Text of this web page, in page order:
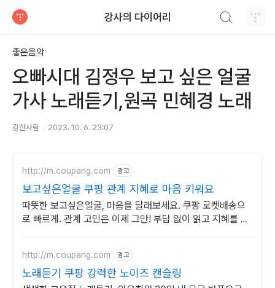
강사의 다이어리
좋은음악
오빠시대 김정우 보고 싶은 얼굴
가사 노래듣기,원곡 민혜경 노래
강한사람 2023. 10. 6. 23:07
http://m.coupang.com 광고
보고싶은얼굴 쿠팡 관계 지혜로 마음 키워요
따뜻한 보고싶은얼굴, 마음을 달래보세요. 쿠팡 로켓배송으
로 빠르게. 관계 고민은 이제 그만! 부담 없이 읽고 지혜를 얻
http://m.coupang.com 광고
노래듣기 쿠팡 강력한 노이즈 캔슬링